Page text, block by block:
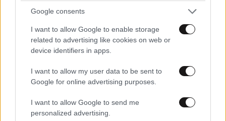
Google consents
I want to allow Google to enable storage
related to advertising like cookies on web or
device identifiers in apps.
I want to allow my user data to be sent to
Google for online advertising purposes.
I want to allow Google to send me
personalized advertising.
πάνω από τέσσερα χρόνια